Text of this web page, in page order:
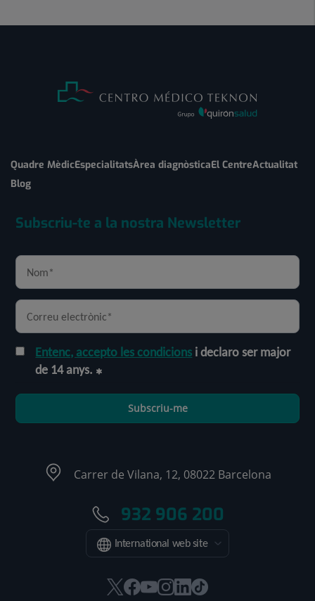
Quadre MèdicEspecialitatsÀrea diagnòsticaEl CentreActualitat
Blog
Subscriu-te a la nostra Newsletter
Entenc, accepto les condicions i declaro ser major
de 14 anys.
Subscriu-me
Carrer de Vilana, 12, 08022 Barcelona
932 906 200
International web site
AquestAquestAquestAquest
AquestEnllaç